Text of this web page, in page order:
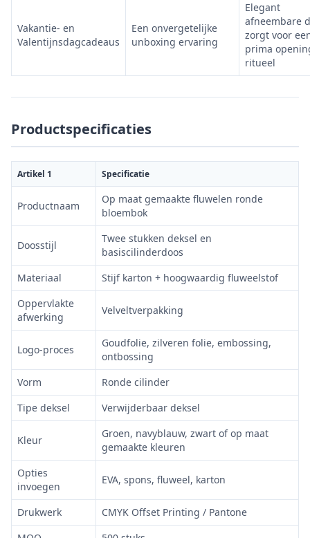
Vakantie- en
Valentijnsdagcadeaus
Een onvergetelijke
unboxing ervaring
Elegant
afneembare
zorgt voor
prima
ritueel
Productspecificaties
Artikel 1 Specificatie
Productnaam
Op maat gemaakte fluwelen ronde
bloembok
Doosstijl
Twee stukken deksel en
basiscilinderdoos
Materiaal
Stijf karton + hoogwaardig fluweelstof
Oppervlakte
afwerking
Velveltverpakking
Logo-proces
Goudfolie, zilveren folie, embossing,
ontbossing
Vorm
Ronde cilinder
Tipe deksel
Verwijderbaar deksel
Kleur
Groen, navyblauw, zwart of op maat
gemaakte kleuren
Opties
invoegen
EVA, spons, fluweel, karton
Drukwerk
CMYK Offset Printing / Pantone